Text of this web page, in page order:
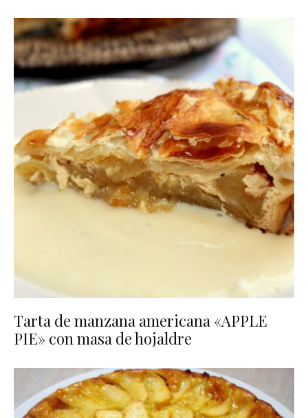
Tarta de manzana americana «APPLE
PIE» con masa de hojaldre